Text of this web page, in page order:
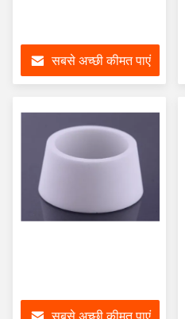
सबसे अच्छी कीमत पाएं